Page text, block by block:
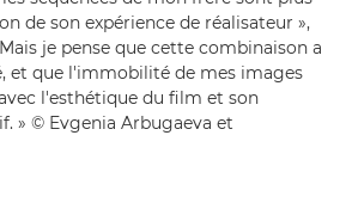
de son expérience de réalisateur »,
je pense que cette combinaison a
et que l'immobilité de mes images
l'esthétique du film et son
» © Evgenia Arbugaeva et